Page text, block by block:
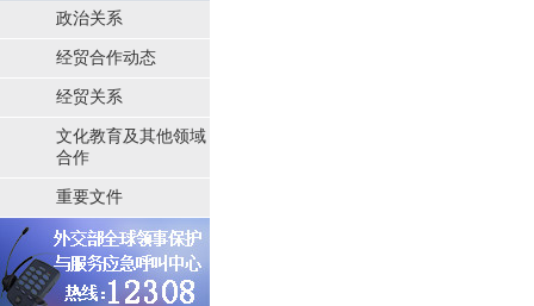
政治关系
经贸合作动态
经贸关系
文化教育及其他领域
合作
重要文件